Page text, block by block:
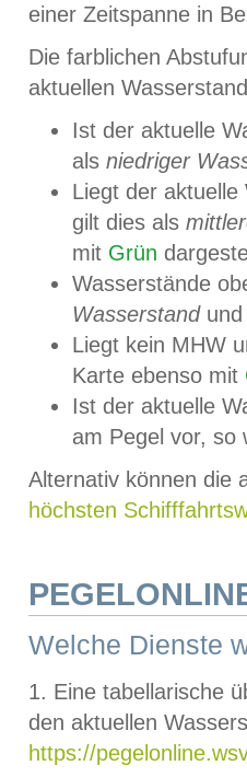
einer Zeitspanne in
Die farblichen
aktuellen
Ist der aktuelle
als niedriger
Liegt der
gilt dies als
mit Grün
Wasserstände
Wasserstandund
Liegt kein MHW
Karte ebenso mit
Ist der aktuelle
am Pegel vor,
Alternativ können die
höchsten
Welche Dienste
1. Eine tabellarische
den aktuellen
https://